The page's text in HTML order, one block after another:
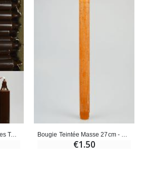
Carton 130 Bougies Cierges Teintées Masse Marron Chocolat
€1.50